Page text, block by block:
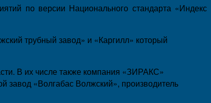
по версии Национального стандарта «Индекс
трубный завод» и «Каргилл» который
В их числе также компания «ЗИРАКС»
«Волгабас Волжский», производитель